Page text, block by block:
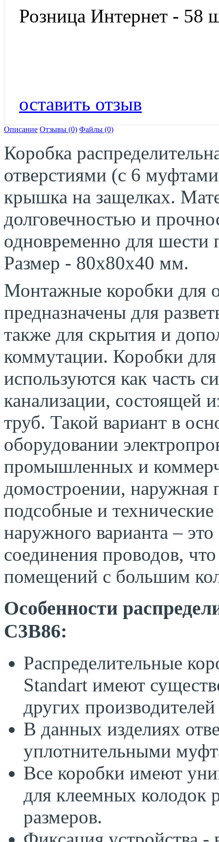
Розница Интернет - 58
оставить отзыв
Описание Отзывы (0) Файлы (0)
Коробка
отверстиями (с 6
крышка на защелках.
долговечностью и
одновременно для
Размер - 80х80х40 мм.
Монтажные коробки для
предназначены для
также для скрытия и
коммутации. Коробки
используются как часть
канализации, состоящей
труб. Такой вариант в
оборудовании
промышленных и
домостроении, наружная
подсобные и
наружного варианта –
соединения проводов,
помещений с большим
Особенности
С3В86:
Распределительные
Standart имеют
других
В данных изделиях
уплотнительными
Все коробки имеют
для клеемных колодок
размеров.